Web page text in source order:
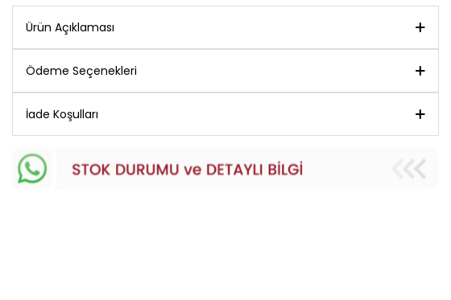
Ürün Açıklaması
Ödeme Seçenekleri
İade Koşulları